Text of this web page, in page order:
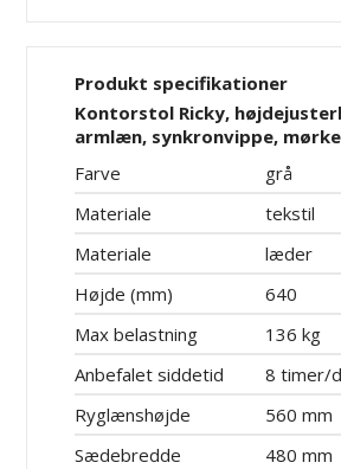
Produkt specifikationer
Kontorstol Ricky,
armlæn, synkronvippe,
Farve
grå
Materiale
tekstil
Materiale
læder
Højde (mm)
640
Max belastning
136 kg
Anbefalet siddetid
8 timer/
Ryglænshøjde
560 mm
Sædebredde
480 mm